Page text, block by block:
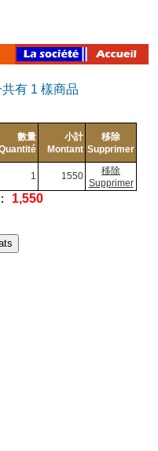
有 1 樣商品
數量
小計
Montant
移除
Supprimer
1 1550
移除
Supprimer
1,550